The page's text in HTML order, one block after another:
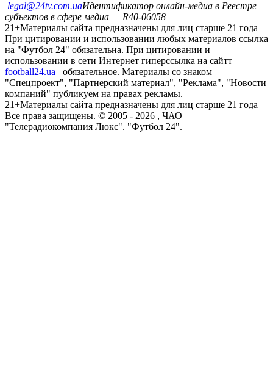
legal@24tv.com.uaИдентификатор онлайн-медиа в Реестре
субъектов в сфере медиа — R40-06058
21+Материалы сайта предназначены для лиц старше 21 года
При цитировании и использовании любых материалов ссылка
на "Футбол 24" обязательна. При цитировании и
использовании в сети Интернет гиперссылка на сайтт
football24.ua
обязательное. Материалы со знаком
"Спецпроект", "Партнерский материал", "Реклама", "Новости
компаний" публикуем на правах рекламы.
21+Материалы сайта предназначены для лиц старше 21 года
Все права защищены. © 2005 - 2026 , ЧАО
"Телерадиокомпания Люкс". "Футбол 24".